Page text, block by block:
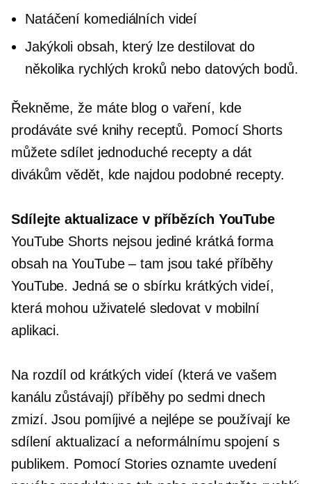
Natáčení komediálních videí
Jakýkoli obsah, který lze destilovat do
několika rychlých kroků nebo datových bodů.
Řekněme, že máte blog o vaření, kde
prodáváte své knihy receptů. Pomocí Shorts
můžete sdílet jednoduché recepty a dát
divákům vědět, kde najdou podobné recepty.
Sdílejte aktualizace v příbězích YouTube
YouTube Shorts nejsou jediné krátká forma
obsah naYouTube – tam jsou také příběhy
YouTube. Jedná se o sbírku krátkých videí,
která mohou uživatelé sledovat v mobilní
aplikaci.
Na rozdíl od krátkých videí (která ve vašem
kanálu zůstávají) příběhy po sedmi dnech
zmizí. Jsou pomíjivé a nejlépe se používají ke
sdílení aktualizací a neformálnímu spojení s
publikem. Pomocí Stories oznamte uvedení